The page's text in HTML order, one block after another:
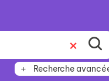
Recherche